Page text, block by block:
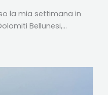
la mia settimana in
Bellunesi,…